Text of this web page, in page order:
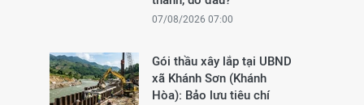
07/08/2026 07:00
Gói thầu xây lắp tại UBND
xã Khánh Sơn (Khánh
Hòa): Bảo lưu tiêu chí